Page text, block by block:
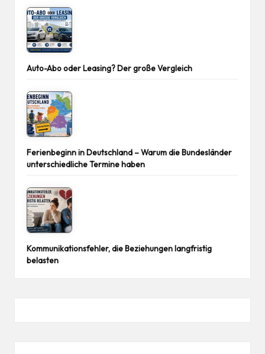
Auto-Abo oder Leasing? Der große Vergleich
Ferienbeginn in Deutschland – Warum die Bundesländer
unterschiedliche Termine haben
Kommunikationsfehler, die Beziehungen langfristig
belasten